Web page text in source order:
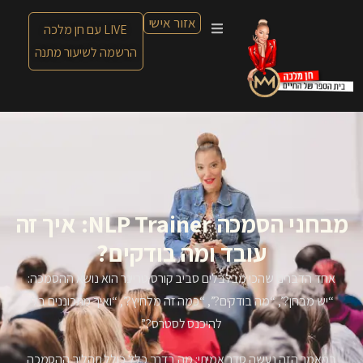
אזור אישי
LIVE עם חן מלכה
הרשמה לשיעור מתנה
מבחני הסמכה NLP Trainer: איך זה
עובד ומה בודקים?
אחד הדברים שהכי מבלבלים סביב קורס טריינר הוא נושא ההסמכה:
“יש מבחן?”, “מה בודקים?”, “כמה זה מלחיץ?”, “ואיך מתכוננים בלי
להיכנס לסטרס?”
במאמר הזה נעשה סדר אמיתי: מה בדרך כלל כולל תהליך ההסמכה